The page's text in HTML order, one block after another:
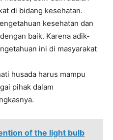
di bidang kesehatan.
kesehatan dan
baik. Karena adik-
ini di masyarakat
husada harus mampu
pihak dalam
of the light bulb